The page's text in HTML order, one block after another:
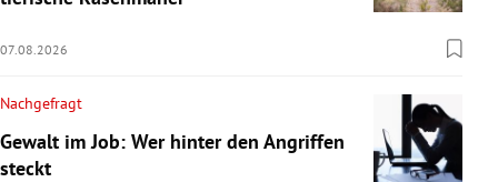
07.08.2026
Nachgefragt
Gewalt im Job: Wer hinter den Angriffen
steckt